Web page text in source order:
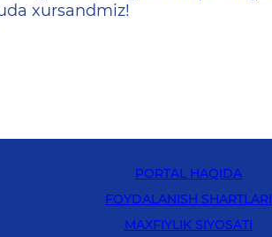
xursandmiz!
PORTAL HAQIDA
FOYDALANISH SHARTLARI
MAXFIYLIK SIYOSATI